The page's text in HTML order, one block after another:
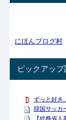
にほんブログ村
ピックアップ